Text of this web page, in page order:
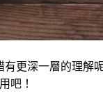
更深一層的理解
吧！